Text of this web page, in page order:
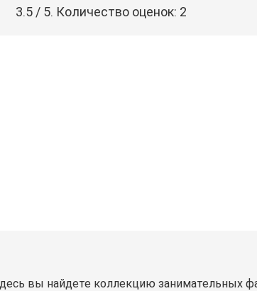
3.5 / 5. Количество оценок: 2
вы найдете коллекцию занимательных